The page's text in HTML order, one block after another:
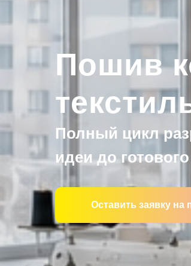
Пошив
Полный цикл
идеи до
Оставить заявку на